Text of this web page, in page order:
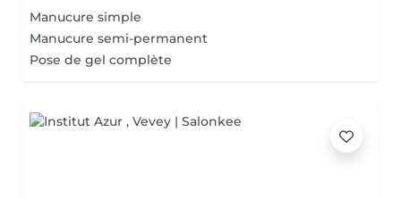
Manucure simple
Manucure semi-permanent
Pose de gel complète